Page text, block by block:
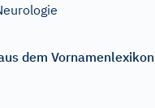
dem Vornamenlexikon